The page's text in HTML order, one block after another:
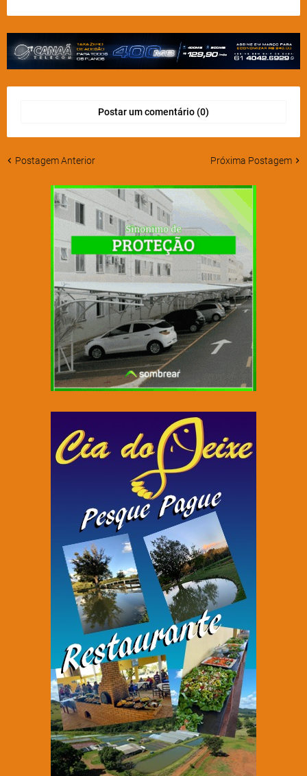
Postar um comentário (0)
Postagem Anterior Próxima Postagem